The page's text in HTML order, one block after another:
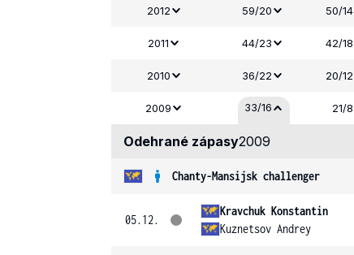
2012 59/20 50/14
2011 44/23 42/18
2010 36/22 20/12
2009 33/16 21/8
Odehrané zápasy2009
Chanty-Mansijsk challenger
05.12.
Kravchuk Konstantin
Kuznetsov Andrey